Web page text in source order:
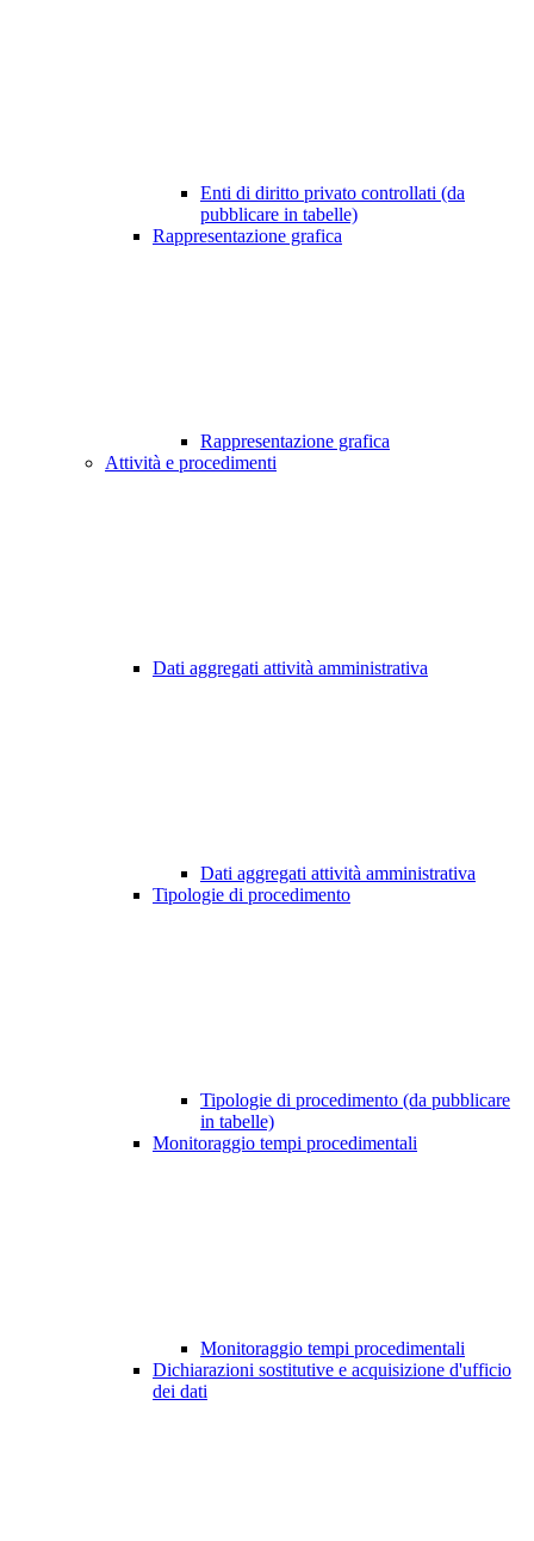
Enti di diritto privato controllati (da
pubblicare in tabelle)
Rappresentazione grafica
Rappresentazione grafica
Attività e procedimenti
Dati aggregati attività amministrativa
Dati aggregati attività amministrativa
Tipologie di procedimento
Tipologie di procedimento (da pubblicare
in tabelle)
Monitoraggio tempi procedimentali
Monitoraggio tempi procedimentali
Dichiarazioni sostitutive e acquisizione d'ufficio
dei dati